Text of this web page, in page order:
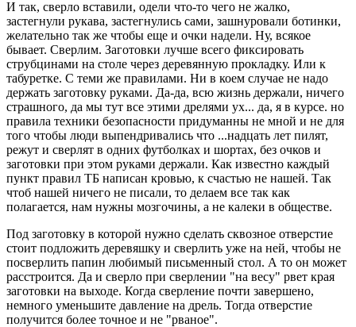
И так, сверло вставили, одели что-то чего не жалко,
застегнули рукава, застегнулись сами, зашнуровали ботинки,
желательно так же чтобы еще и очки надели. Ну, всякое
бывает. Сверлим. Заготовки лучше всего фиксировать
струбцинами на столе через деревянную прокладку. Или к
табуретке. С теми же правилами. Ни в коем случае не надо
держать заготовку руками. Да-да, всю жизнь держали, ничего
страшного, да мы тут все этими дрелями ух... да, я в курсе. но
правила техники безопасности придуманны не мной и не для
того чтобы люди выпендривались что ...надцать лет пилят,
режут и сверлят в одних футболках и шортах, без очков и
заготовки при этом руками держали. Как известно каждый
пункт правил ТБ написан кровью, к счастью не нашей. Так
чтоб нашей ничего не писали, то делаем все так как
полагается, нам нужны мозгочины, а не калеки в обществе.
Под заготовку в которой нужно сделать сквозное отверстие
стоит подложить деревяшку и сверлить уже на ней, чтобы не
посверлить папин любимый письменный стол. А то он может
расстроится. Да и сверло при сверлении "на весу" рвет края
заготовки на выходе. Когда сверление почти завершено,
немного уменьшите давление на дрель. Тогда отверстие
получится более точное и не "рваное".